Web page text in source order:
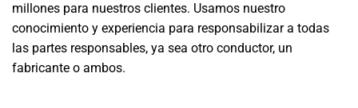
millones para nuestros clientes. Usamos nuestro
conocimiento y experiencia para responsabilizar a todas
las partes responsables, ya sea otro conductor, un
fabricante o ambos.